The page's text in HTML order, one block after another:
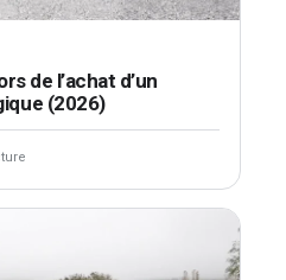
de l’achat d’un
(2026)